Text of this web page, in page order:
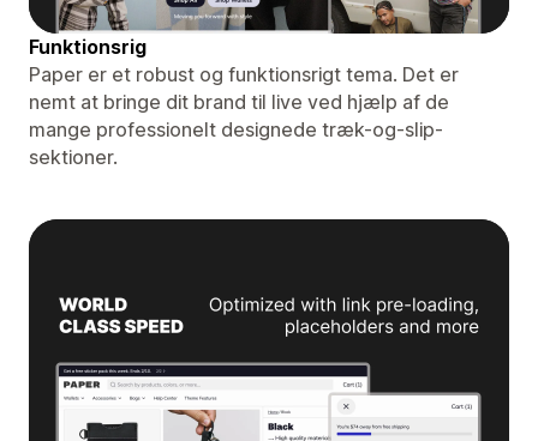
Funktionsrig
Paper er et robust og funktionsrigt tema. Det er
nemt at bringe dit brand til live ved hjælp af de
mange professionelt designede træk-og-slip-
sektioner.